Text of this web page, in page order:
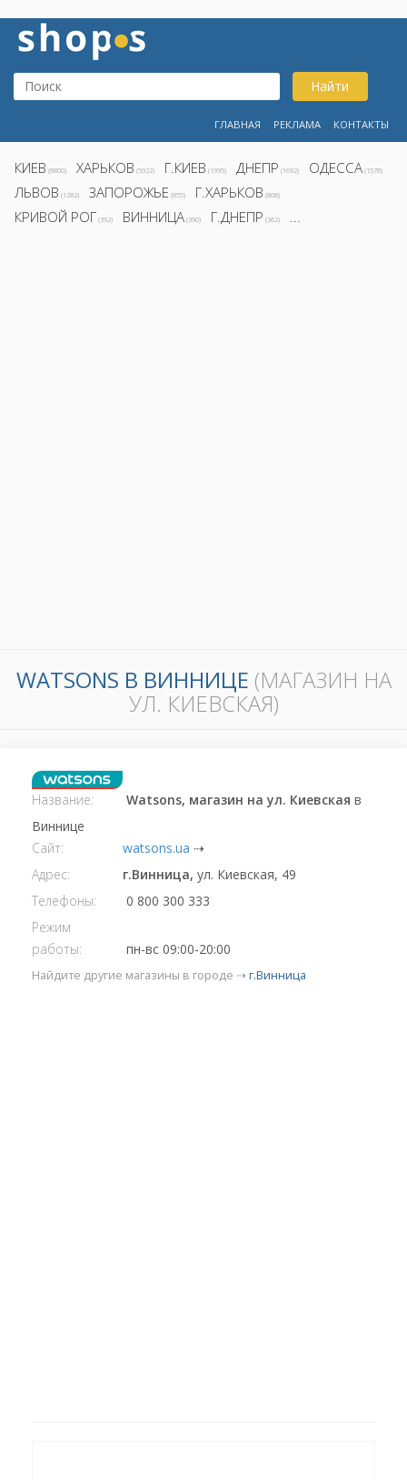
Найти
ГЛАВНАЯ РЕКЛАМА КОНТАКТЫ
КИЕВ (8800) ХАРЬКОВ (5922) Г.КИЕВ (1995) ДНЕПР (1692) ОДЕССА (1578)
ЛЬВОВ (1282) ЗАПОРОЖЬЕ (855) Г.ХАРЬКОВ (808)
КРИВОЙ РОГ (392) ВИННИЦА (390) Г.ДНЕПР (362) ...
WATSONS В ВИННИЦЕ (МАГАЗИН НА
УЛ. КИЕВСКАЯ)
Название: Watsons, магазин на ул. Киевская в
Виннице
Сайт:
watsons.ua ⇢
Адрес:
г.Винница, ул. Киевская, 49
Телефоны:
0 800 300 333
Режим
работы:
пн-вс 09:00-20:00
Найдите другие магазины в городе ⇢ г.Винница